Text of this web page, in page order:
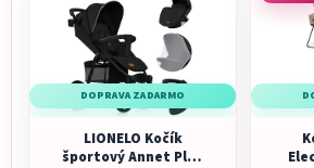
DOPRAVA ZADARMO
LIONELO Kočík
športový Annet Plus